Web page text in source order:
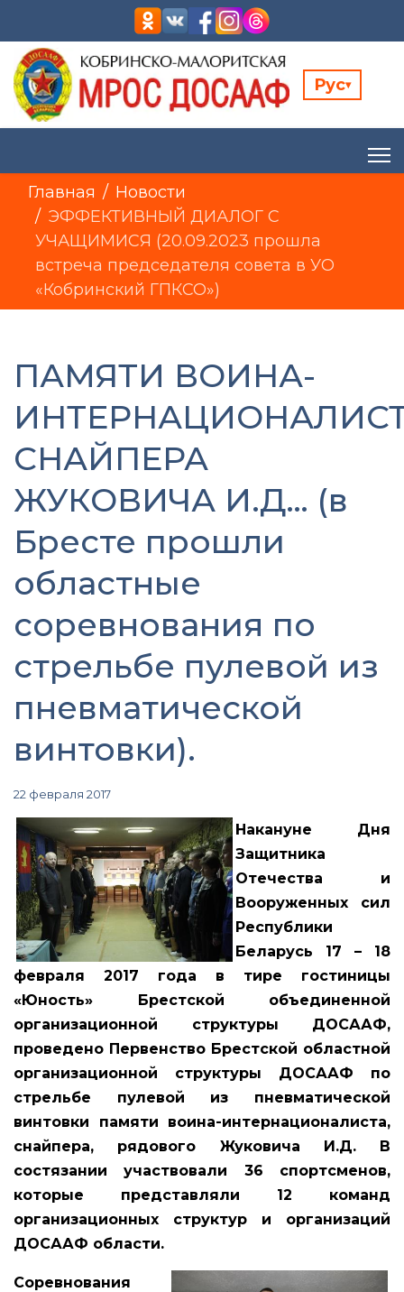
Рус▾
Главная
Новости
ЭФФЕКТИВНЫЙ ДИАЛОГ С
УЧАЩИМИСЯ (20.09.2023 прошла
встреча председателя совета в УО
«Кобринский ГПКСО»)
ПАМЯТИ ВОИНА-
СНАЙПЕРА
ЖУКОВИЧА И.Д… (в
Бресте прошли
областные
соревнования по
стрельбе пулевой из
пневматической
винтовки).
22 февраля 2017
Накануне Дня
Защитника
Отечества и
Вооруженных сил
Республики
Беларусь 17 – 18
февраля 2017 года в тире гостиницы
«Юность» Брестской объединенной
организационной структуры ДОСААФ,
проведено Первенство Брестской областной
организационной структуры ДОСААФ по
стрельбе пулевой из пневматической
винтовки памяти воина-интернационалиста,
снайпера, рядового Жуковича И.Д. В
состязании участвовали 36 спортсменов,
которые представляли 12 команд
организационных структур и организаций
ДОСААФ области.
Соревнования